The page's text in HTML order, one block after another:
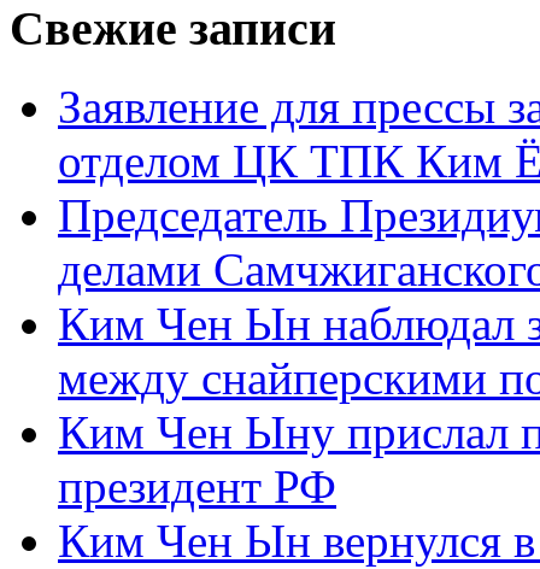
Свежие записи
Заявление для прессы
отделом ЦК ТПК Ким
Председатель
делами
Ким Чен Ын наблюдал
между снайперскими
Ким Чен Ыну прислал
президент РФ
Ким Чен Ын вернулся